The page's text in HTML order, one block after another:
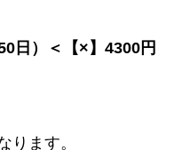
日）＜【×】4300円
ります。